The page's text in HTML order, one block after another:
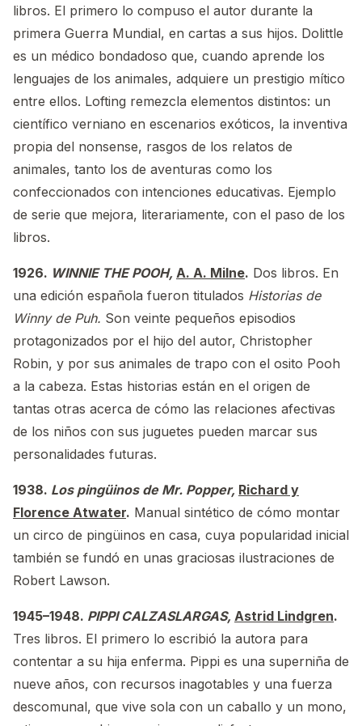
libros. El primero lo compuso el autor durante la
primera Guerra Mundial, en cartas a sus hijos. Dolittle
es un médico bondadoso que, cuando aprende los
lenguajes de los animales, adquiere un prestigio mítico
entre ellos. Lofting remezcla elementos distintos: un
científico verniano en escenarios exóticos, la inventiva
propia del nonsense, rasgos de los relatos de
animales, tanto los de aventuras como los
confeccionados con intenciones educativas. Ejemplo
de serie que mejora, literariamente, con el paso de los
libros.
1926. WINNIE THE POOH, A. A. Milne. Dos libros. En
una edición española fueron titulados Historias de
Winny de Puh. Son veinte pequeños episodios
protagonizados por el hijo del autor, Christopher
Robin, y por sus animales de trapo con el osito Pooh
a la cabeza. Estas historias están en el origen de
tantas otras acerca de cómo las relaciones afectivas
de los niños con sus juguetes pueden marcar sus
personalidades futuras.
1938. Los pingüinos de Mr. Popper, Richard y
Florence Atwater. Manual sintético de cómo montar
un circo de pingüinos en casa, cuya popularidad inicial
también se fundó en unas graciosas ilustraciones de
Robert Lawson.
1945–1948. PIPPI CALZASLARGAS, Astrid Lindgren.
Tres libros. El primero lo escribió la autora para
contentar a su hija enferma. Pippi es una superniña de
nueve años, con recursos inagotables y una fuerza
descomunal, que vive sola con un caballo y un mono,